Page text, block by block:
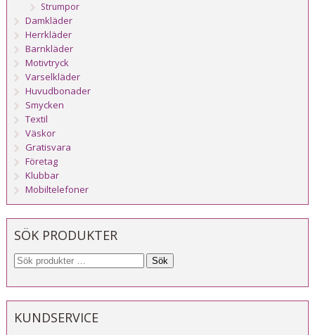
Strumpor
Damkläder
Herrkläder
Barnkläder
Motivtryck
Varselkläder
Huvudbonader
Smycken
Textil
Väskor
Gratisvara
Företag
Klubbar
Mobiltelefoner
SÖK PRODUKTER
Sök
KUNDSERVICE